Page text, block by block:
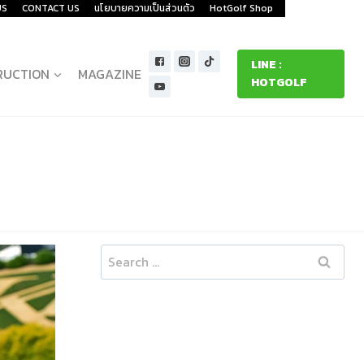
CONTACT US นโยบายความเป็นส่วนตัว HotGolf Shop
MAGAZINE
LINE :
HOTGOLF
Search
for: